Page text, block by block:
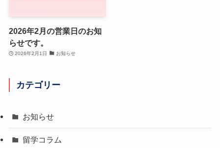
2026年2月の営業日のお知
らせです。
2026年2月1日 お知らせ
カテゴリー
お知らせ
留学コラム